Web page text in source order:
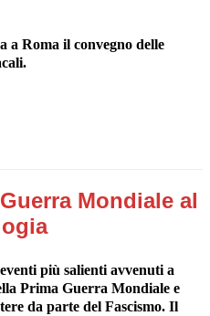
a Roma il convegno delle
Mondiale al
più salienti avvenuti a
Prima Guerra Mondiale e
da parte del Fascismo. Il